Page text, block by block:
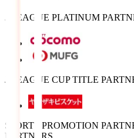
J.LEAGUE PLATINUM
J.LEAGUE CUP TITLE
SPORTS PROMOTION
PARTNERS